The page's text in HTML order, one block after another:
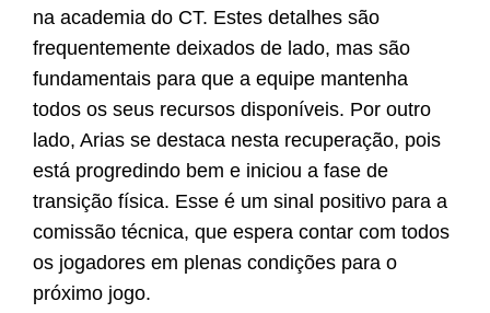
na academia do CT. Estes detalhes são
frequentemente deixados de lado, mas são
fundamentais para que a equipe mantenha
todos os seus recursos disponíveis. Por outro
lado, Arias se destaca nesta recuperação, pois
está progredindo bem e iniciou a fase de
transição física. Esse é um sinal positivo para a
comissão técnica, que espera contar com todos
os jogadores em plenas condições para o
próximo jogo.